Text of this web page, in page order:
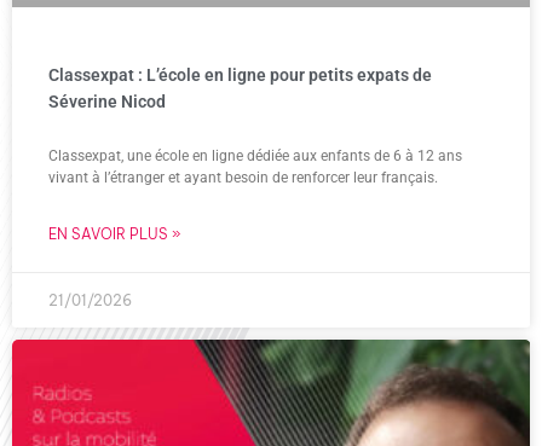
Classexpat : L’école en ligne pour petits expats de
Séverine Nicod
Classexpat, une école en ligne dédiée aux enfants de 6 à 12 ans
vivant à l’étranger et ayant besoin de renforcer leur français.
EN SAVOIR PLUS »
21/01/2026